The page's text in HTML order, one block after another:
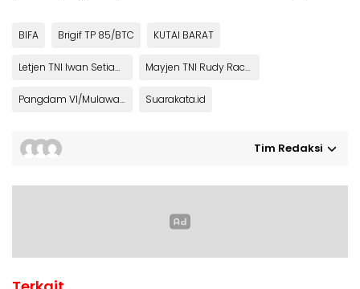
BIFA Brigif TP 85/BTC KUTAI BARAT
Letjen TNI Iwan Setiawan Mayjen TNI Rudy Rachmat Nugraha
Pangdam VI/Mulawarman Suarakata.id
Tim Redaksi